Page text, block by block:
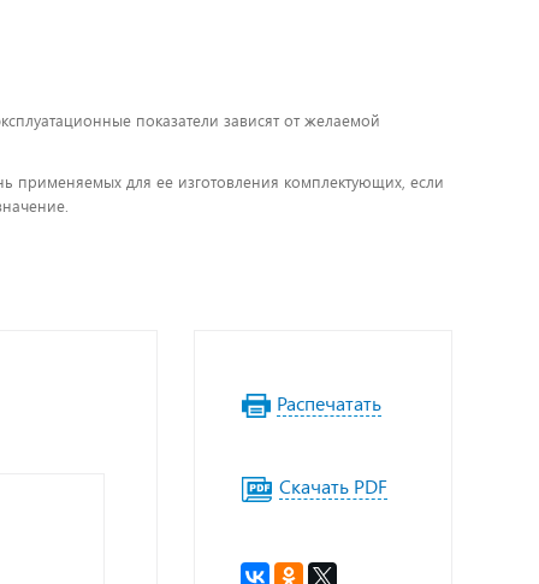
показатели зависят от желаемой
применяемых для ее изготовления комплектующих, если
Распечатать
Скачать PDF